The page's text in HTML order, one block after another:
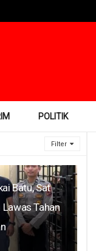
Filter
Batu, Sat
Tahan
POLITIK